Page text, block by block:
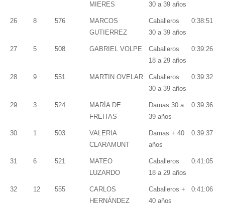
MIERES
30 a 39 años
26 8 576
MARCOS
GUTIERREZ
Caballeros
30 a 39 años
0:38:51
27 5 508 GABRIEL VOLPE
Caballeros
18 a 29 años
0:39:26
28 9 551 MARTIN OVELAR
Caballeros
30 a 39 años
0:39:32
29 3 524
MARÍA DE
FREITAS
Damas 30 a
39 años
0:39:36
30 1 503
VALERIA
CLARAMUNT
Damas + 40
años
0:39:37
31 6 521
MATEO
LUZARDO
Caballeros
18 a 29 años
0:41:05
32 12 555
CARLOS
HERNÁNDEZ
Caballeros +
40 años
0:41:06